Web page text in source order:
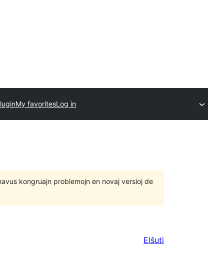
My favoritesLog in
kongruajn problemojn en novaj versioj de
Elŝuti